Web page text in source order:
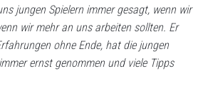
jungen Spielern immer gesagt, wenn wir
wir mehr an uns arbeiten sollten. Er
ohne Ende, hat die jungen
ernst genommen und viele Tipps